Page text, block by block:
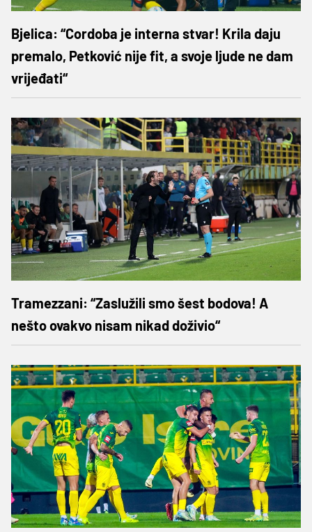
Bjelica: “Cordoba je interna stvar! Krila daju
premalo, Petković nije fit, a svoje ljude ne dam
vrijeđati“
Tramezzani: “Zaslužili smo šest bodova! A
nešto ovakvo nisam nikad doživio“